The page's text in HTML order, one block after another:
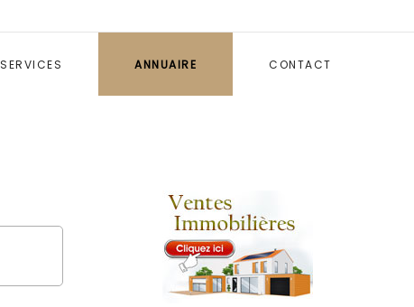
SERVICES ANNUAIRE CONTACT